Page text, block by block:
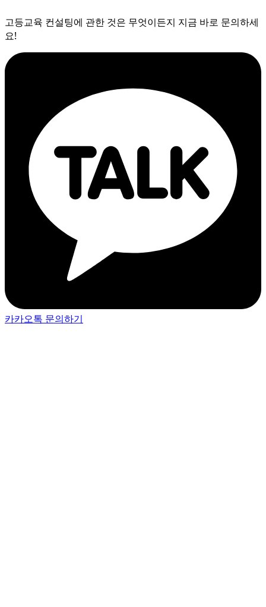
고등교육 컨설팅에 관한 것은 무엇이든지 지금 바로 문의하세
요!
카카오톡 문의하기